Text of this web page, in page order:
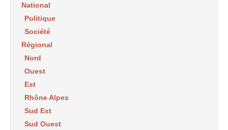
National
Politique
Société
Régional
Nord
Ouest
Est
Rhône Alpes
Sud Est
Sud Ouest